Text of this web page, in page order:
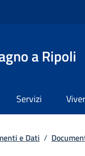
a Ripoli
Servizi
e Dati /